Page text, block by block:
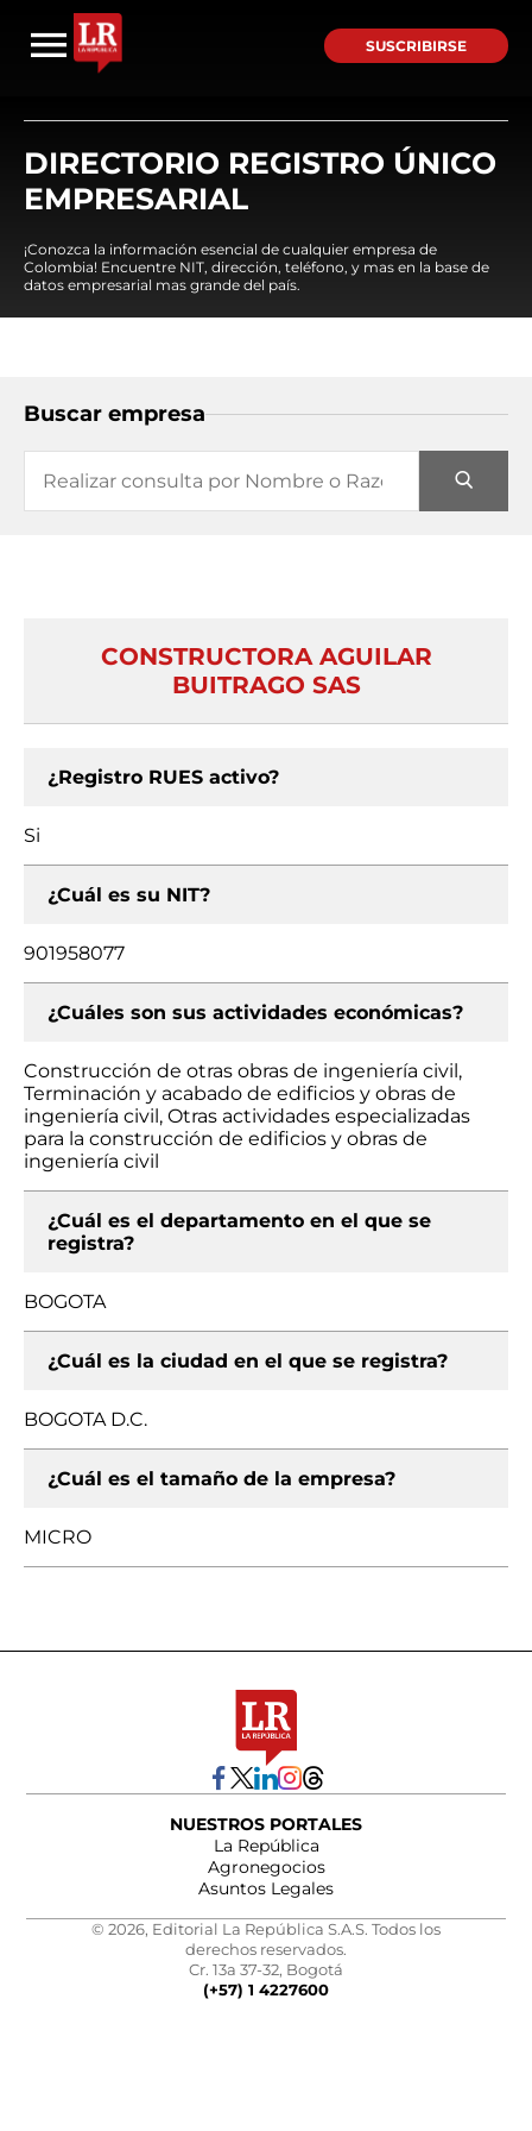
SUSCRIBIRSE
DIRECTORIO REGISTRO ÚNICO
EMPRESARIAL
¡Conozca la información esencial de cualquier empresa de
Colombia! Encuentre NIT, dirección, teléfono, y mas en la base de
datos empresarial mas grande del país.
Buscar empresa
CONSTRUCTORA AGUILAR
BUITRAGO SAS
¿Registro RUES activo?
Si
¿Cuál es su NIT?
901958077
¿Cuáles son sus actividades económicas?
Construcción de otras obras de ingeniería civil,
Terminación y acabado de edificios y obras de
ingeniería civil, Otras actividades especializadas
para la construcción de edificios y obras de
ingeniería civil
¿Cuál es el departamento en el que se
registra?
BOGOTA
¿Cuál es la ciudad en el que se registra?
BOGOTA D.C.
¿Cuál es el tamaño de la empresa?
MICRO
NUESTROS PORTALES
La República
Agronegocios
Asuntos Legales
© 2026, Editorial La República S.A.S. Todos los
derechos reservados.
Cr. 13a 37-32, Bogotá
(+57) 1 4227600